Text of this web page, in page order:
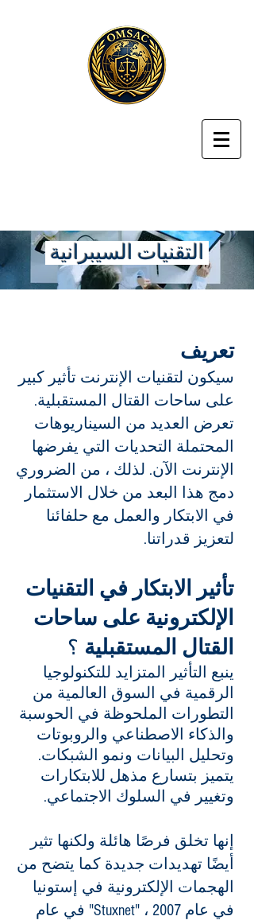
تعريف
سيكون لتقنيات الإنترنت تأثير كبير
على ساحات القتال المستقبلية.
تعرض العديد من السيناريوهات
المحتملة التحديات التي يفرضها
الإنترنت الآن. لذلك ، من الضروري
دمج هذا البعد من خلال الاستثمار
في الابتكار والعمل مع حلفائنا
لتعزيز قدراتنا.
تأثير الابتكار في التقنيات
الإلكترونية على ساحات
القتال المستقبلية ؟
ينبع التأثير المتزايد للتكنولوجيا
الرقمية في السوق العالمية من
التطورات الملحوظة في الحوسبة
والذكاء الاصطناعي والروبوتات
وتحليل البيانات ونمو الشبكات.
يتميز بتسارع مذهل للابتكارات
وتغيير في السلوك الاجتماعي.
إنها تخلق فرصًا هائلة ولكنها تثير
أيضًا تهديدات جديدة كما يتضح من
الهجمات الإلكترونية في إستونيا
في عام 2007 ، "Stuxnet" في عام